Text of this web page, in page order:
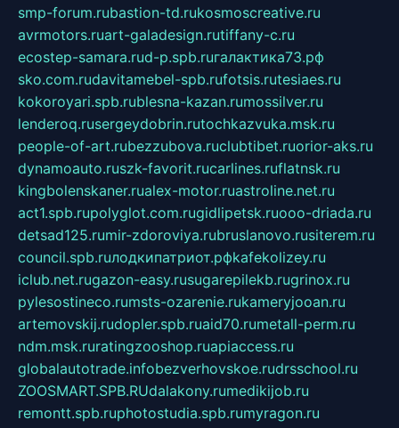
smp-forum.rubastion-td.rukosmoscreative.ru
avrmotors.ruart-galadesign.rutiffany-c.ru
ecostep-samara.rud-p.spb.ruгалактика73.рф
sko.com.rudavitamebel-spb.rufotsis.rutesiaes.ru
kokoroyari.spb.rublesna-kazan.rumossilver.ru
lenderoq.rusergeydobrin.rutochkazvuka.msk.ru
people-of-art.rubezzubova.ruclubtibet.ruorior-aks.ru
dynamoauto.ruszk-favorit.rucarlines.ruflatnsk.ru
kingbolenskaner.rualex-motor.ruastroline.net.ru
act1.spb.rupolyglot.com.rugidlipetsk.ruooo-driada.ru
detsad125.rumir-zdoroviya.rubruslanovo.rusiterem.ru
council.spb.ruлодкипатриот.рфkafekolizey.ru
iclub.net.rugazon-easy.rusugarepilekb.rugrinox.ru
pylesostineco.rumsts-ozarenie.rukameryjooan.ru
artemovskij.rudopler.spb.ruaid70.rumetall-perm.ru
ndm.msk.ruratingzooshop.ruapiaccess.ru
globalautotrade.infobezverhovskoe.rudrsschool.ru
ZOOSMART.SPB.RUdalakony.rumedikijob.ru
remontt.spb.ruphotostudia.spb.rumyragon.ru